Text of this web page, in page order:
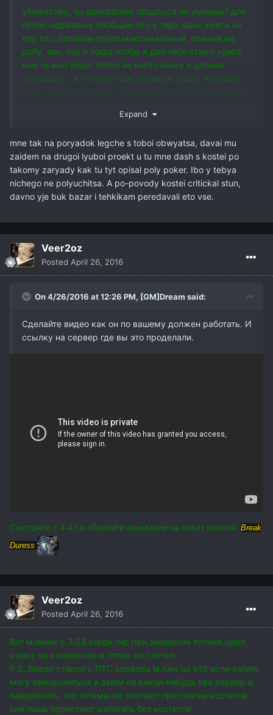
убожество, ты адекватнее общаться не умеешь? для
особо недалеких сообщаю что у тира шанс крита на
лоу хп с бизоном почти максимальный, возьми ма
робу, зак, тар и тогда чтобы я дал тебе стан с крита
мне нужно будет пойти на него свечку в церкви
поставить... а то много вас умников таких, которые
когда у тебя никакого резиста к нему нет и он липнет
Expand
mne tak na poryadok legche s toboi obwyatsa, davai mu
zaidem na drugoi lyuboi proekt u tu mne dash s kostei po
takomy zaryady kak tu tyt opisal poly poker. Ibo y tebya
nichego ne polyuchitsa. A po-povody kostei critickal stun,
davno yje buk bazar i tehkikam peredavali eto vse.
Veer2oz
Posted April 26, 2016
On 4/26/2016 at 12:26 PM, [GM]Dream said:
Сделайте видео как он по вашему должен работать. И
ссылку на сервер где вы это проделали.
Смотрите с 4:41 и обратите внимание на откат скилла Break
Duress
Veer2oz
Posted April 26, 2016
Вот момент с 3:59 когда тир при заюзаном тотеме одел
хомку на конверсию и тотем не слетел
P.S. Видео старое с ПТС сервера la.kiev.ua x10 если хотите
могу заморочиться и зайти на какой-нибудь ява сервер и
зафрапсить, что тотемы не слетают при снятии костетов,
они лишь перестают работать без костетов